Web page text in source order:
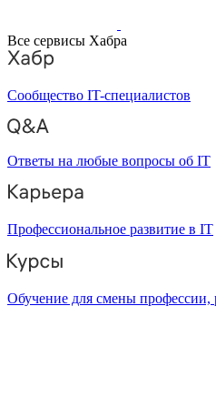
Все сервисы Хабра
Сообщество IT-специалистов
Ответы на любые вопросы об IT
Профессиональное развитие в IT
Обучение для смены профессии,